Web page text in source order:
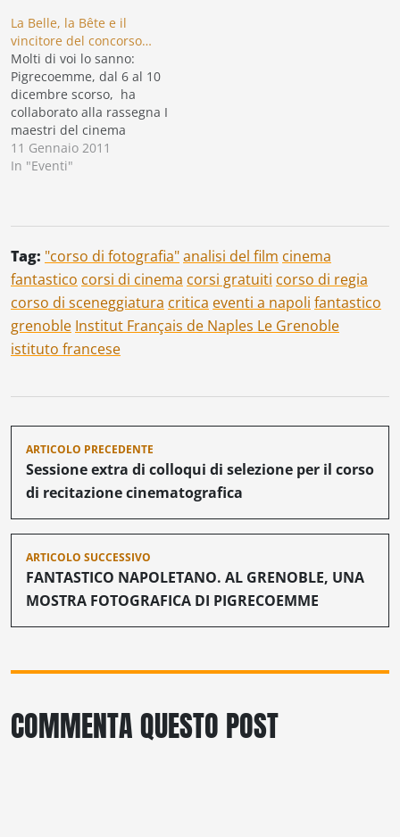
La Belle, la Bête e il
vincitore del concorso…
Molti di voi lo sanno:
Pigrecoemme, dal 6 al 10
dicembre scorso, ha
collaborato alla rassegna I
maestri del cinema
francese – un ciclo di film
sul fantastico a cura
nostra Scuola di cinema
aveva…
11 Gennaio 2011
In "Eventi"
Tag: "corso di fotografia"analisi del film cinema
fantastico corsi di cinema corsi gratuiti corso di regia
corso di sceneggiatura critica eventi a napoli fantastico
grenoble Institut Français de Naples Le Grenoble
istituto francese
Navigazione
articoli
ARTICOLO PRECEDENTE
Sessione extra di colloqui di selezione per il corso
di recitazione cinematografica
ARTICOLO SUCCESSIVO
FANTASTICO NAPOLETANO. AL GRENOBLE, UNA
MOSTRA FOTOGRAFICA DI PIGRECOEMME
COMMENTA QUESTO POST